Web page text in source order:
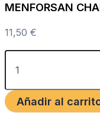
MENFORSAN
11,50 €
Añadir al